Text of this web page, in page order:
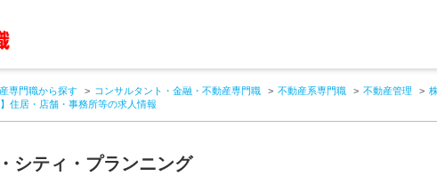
専門職から探す コンサルタント・金融・不動産専門職 不動産系専門職 不動産管理
住居・店舗・事務所等の求人情報
シティ・プランニング